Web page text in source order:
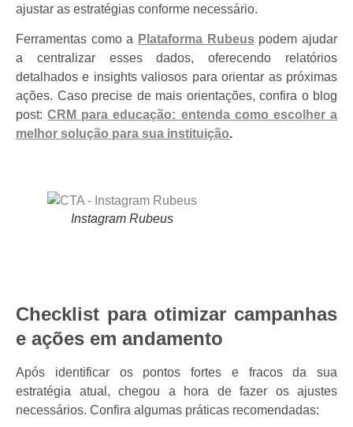
ajustar as estratégias conforme necessário.
Ferramentas como a Plataforma Rubeus podem ajudar
a centralizar esses dados, oferecendo relatórios
detalhados e insights valiosos para orientar as próximas
ações. Caso precise de mais orientações, confira o blog
post:CRM para educação: entenda como escolher a
melhor solução para sua instituição.
Instagram Rubeus
Checklist para otimizar campanhas
e ações em andamento
Após identificar os pontos fortes e fracos da sua
estratégia atual, chegou a hora de fazer os ajustes
necessários. Confira algumas práticas recomendadas: